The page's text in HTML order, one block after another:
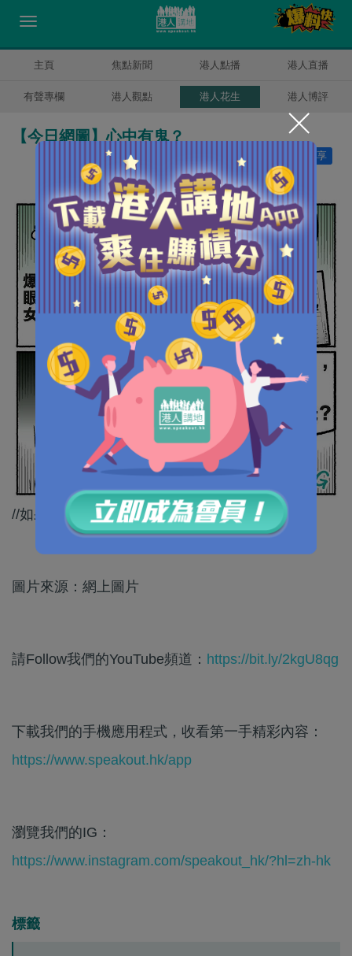
主頁 焦點新聞 港人點播 港人直播
有聲專欄 港人觀點 港人花生 港人博評
【今日網圖】心中有鬼？
分享
//如果唔係心虛，又點解要走佬嘅？//
圖片來源：網上圖片
請Follow我們的YouTube頻道： https://bit.ly/2kgU8qg
下載我們的手機應用程式，收看第一手精彩內容：
https://www.speakout.hk/app
瀏覽我們的IG：
https://www.instagram.com/speakout_hk/?hl=zh-hk
標籤